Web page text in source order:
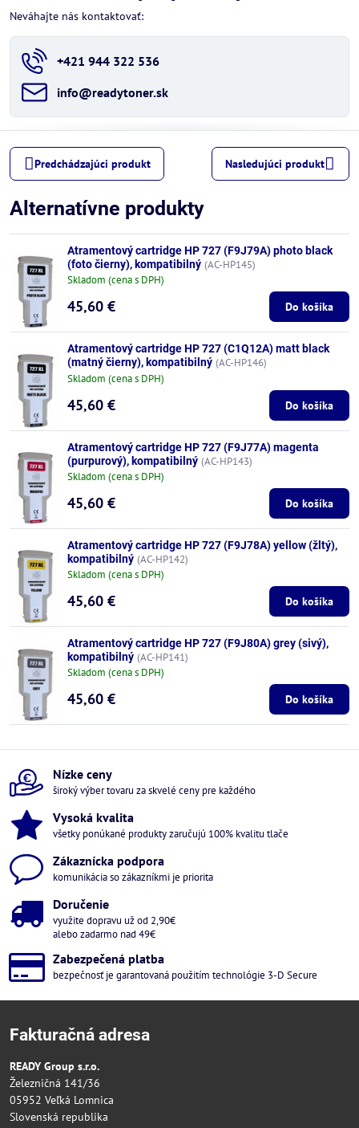
Neváhajte nás kontaktovať:
+421 944 322 536
info​@readytoner​.sk
Predchádzajúci produkt Nasledujúci produkt
Alternatívne produkty
Atramentový cartridge HP 727 (F9J79A) photo black
(foto čierny), kompatibilný (AC-HP145)
Skladom (cena s DPH)
45,60 € Do košíka
Atramentový cartridge HP 727 (C1Q12A) matt black
(matný čierny), kompatibilný (AC-HP146)
Skladom (cena s DPH)
45,60 € Do košíka
Atramentový cartridge HP 727 (F9J77A) magenta
(purpurový), kompatibilný (AC-HP143)
Skladom (cena s DPH)
45,60 € Do košíka
Atramentový cartridge HP 727 (F9J78A) yellow (žltý),
kompatibilný (AC-HP142)
Skladom (cena s DPH)
45,60 € Do košíka
Atramentový cartridge HP 727 (F9J80A) grey (sivý),
kompatibilný (AC-HP141)
Skladom (cena s DPH)
45,60 € Do košíka
Nízke ceny
široký výber tovaru za skvelé ceny pre každého
Vysoká kvalita
všetky ponúkané produkty zaručujú 100% kvalitu tlače
Zákaznícka podpora
komunikácia so zákazníkmi je priorita
Doručenie
využite dopravu už od 2,90€
alebo zadarmo nad 49€
Zabezpečená platba
bezpečnosť je garantovaná použitím technológie 3-D Secure
Fakturačná adresa
READY Group s.r.o.
Železničná 141/36
05952 Veľká Lomnica
Slovenská republika